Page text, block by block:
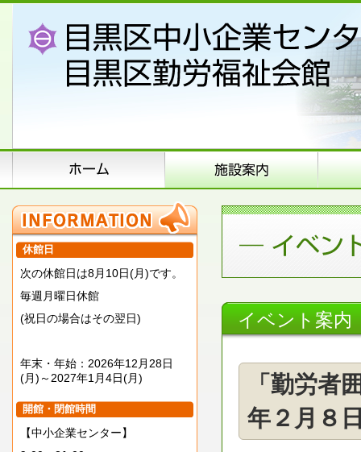
休館日
次の休館日は8月10日(月)です。
毎週月曜日休館
(祝日の場合はその翌日)
年末・年始：2026年12月28日
(月)～2027年1月4日(月)
開館・閉館時間
【中小企業センター】
イベント案内
「勤労者
年２月８